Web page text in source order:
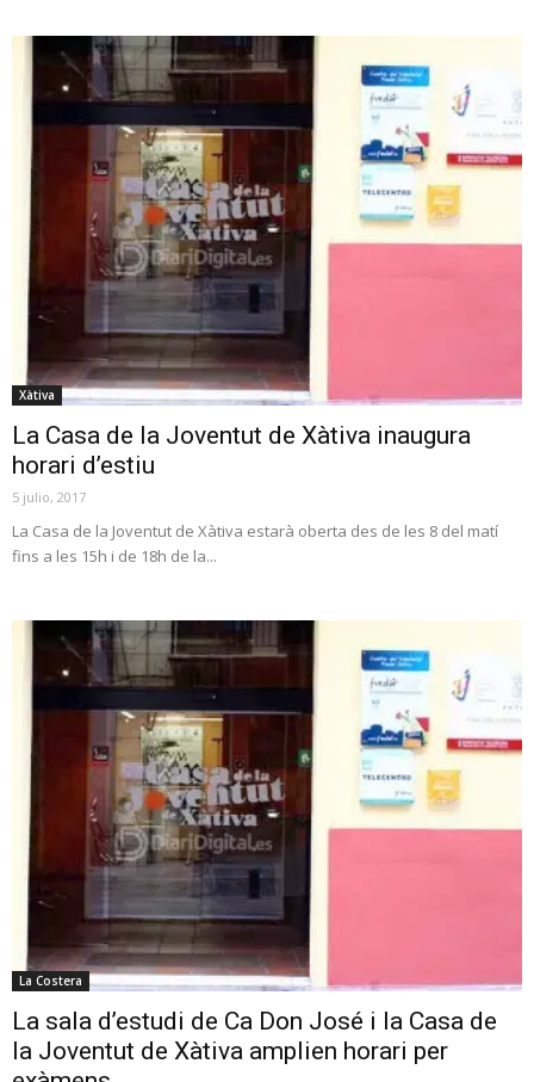
Xàtiva
La Casa de la Joventut de Xàtiva inaugura
horari d’estiu
5 julio, 2017
La Casa de la Joventut de Xàtiva estarà oberta des de les 8 del matí
fins a les 15h i de 18h de la...
La Costera
La sala d’estudi de Ca Don José i la Casa de
la Joventut de Xàtiva amplien horari per